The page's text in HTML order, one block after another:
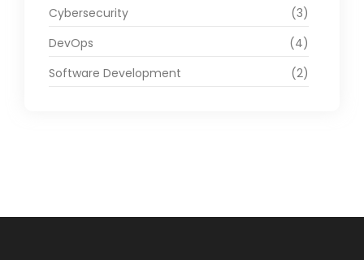
Cybersecurity
(3)
DevOps
(4)
Software Development
(2)